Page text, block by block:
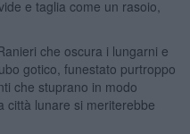
e taglia come un rasoio,
che oscura i lungarni e
gotico, funestato purtroppo
che stuprano in modo
città lunare si meriterebbe